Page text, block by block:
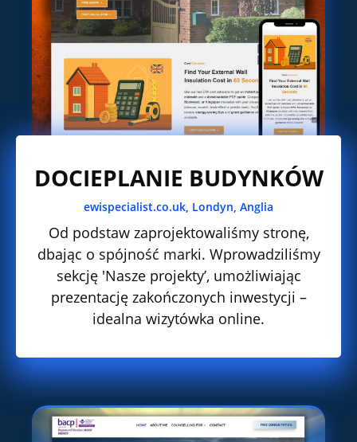
DOCIEPLANIE BUDYNKÓW
ewispecialist.co.uk, Londyn, Anglia
Od podstaw zaprojektowaliśmy stronę,
dbając o spójność marki. Wprowadziliśmy
sekcję 'Nasze projekty’, umożliwiając
prezentację zakończonych inwestycji –
idealna wizytówka online.